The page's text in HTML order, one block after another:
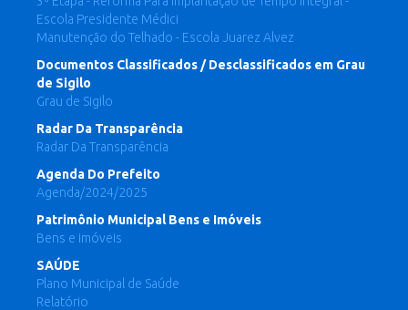
Escola Presidente Médici
Manutenção do Telhado - Escola Juarez Alvez
Documentos Classificados / Desclassificados em Grau
de Sigilo
Grau de Sigilo
Radar Da Transparência
Radar Da Transparência
Agenda Do Prefeito
Agenda/2024/2025
Patrimônio Municipal Bens e Imóveis
Bens e imóveis
SAÚDE
Plano Municipal de Saúde
Relatório